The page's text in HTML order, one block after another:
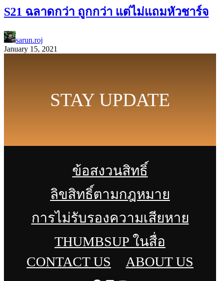
S21 ฉลาดกว่า ถูกกว่า แต่ไม่แถมหัวชาร์จ
sarun.roj
January 15, 2021
STAY UPDATE
ข้อสงวนสิทธิ์
ลิขสิทธิ์ตามกฎหมาย
การไม่รับรองความเสียหาย
THUMBSUP ในสื่อ
CONTACT US
ABOUT US